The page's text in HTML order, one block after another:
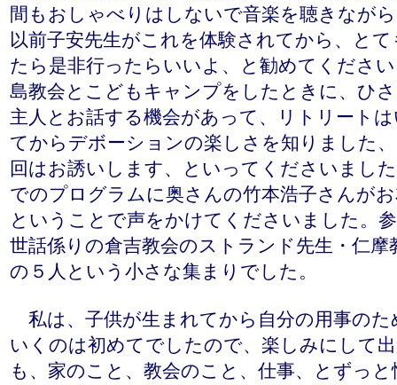
間もおしゃべりはしないで音楽を聴きなが
以前子安先生がこれを体験されてから、と
たら是非行ったらいいよ、と勧めてくださ
島教会とこどもキャンプをしたときに、ひ
主人とお話する機会があって、リトリート
てからデボーションの楽しさを知りました
回はお誘いします、といってくださいまし
でのプログラムに奥さんの竹本浩子さんが
ということで声をかけてくださいました。
世話係りの倉吉教会のストランド先生・仁
の５人という小さな集まりでした。
私は、子供が生まれてから自分の用事の
いくのは初めてでしたので、楽しみにして
も、家のこと、教会のこと、仕事、とずっ